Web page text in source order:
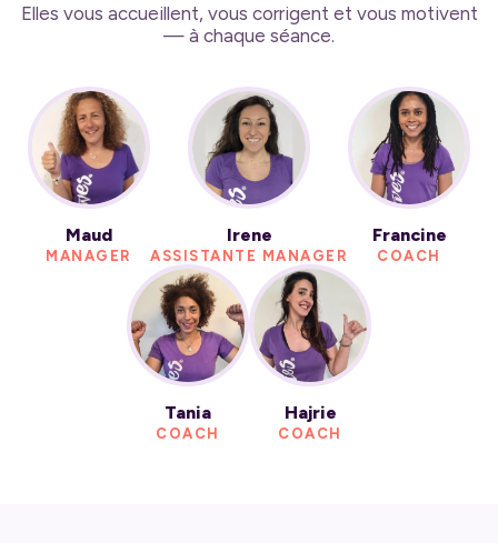
Elles vous accueillent, vous corrigent et vous motivent
— à chaque séance.
Maud
MANAGER
Irene
ASSISTANTE MANAGER
Francine
COACH
Tania
COACH
Hajrie
COACH